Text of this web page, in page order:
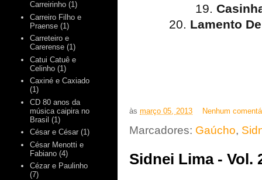
19.
20.
Lamento
às março 05, 2013 Nenhum
Marcadores: Gaúcho,
Sidnei Lima - Vol.
Carreirinho (1)
Carreiro Filho e
Praense (1)
Carreteiro e
Carerense (1)
Catui Catuê e
Celinho (1)
Caxiné e Caxiado
(1)
CD 80 anos da
música caipira no
Brasil (1)
César e César (1)
César Menotti e
Fabiano (4)
Cézar e Paulinho
(7)